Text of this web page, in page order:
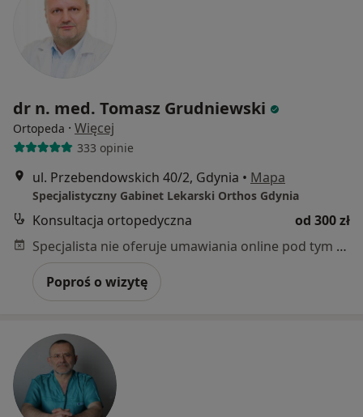
dr n. med. Tomasz Grudniewski
Ortopeda · Więcej
333 opinie
ul. Przebendowskich 40/2, Gdynia • Mapa
Specjalistyczny Gabinet Lekarski Orthos Gdynia
Konsultacja ortopedyczna
od 300 zł
Specjalista nie oferuje umawiania online pod tym adresem.
Poproś o wizytę